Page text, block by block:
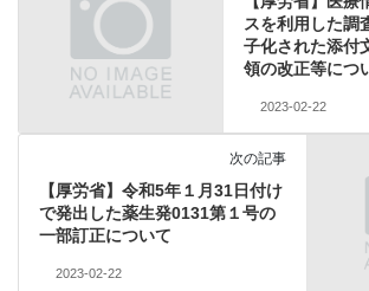
スを利用した調
子化された添付
領の改正等につ
2023-02-22
次の記事
【厚労省】令和5年１月31日付け
で発出した薬生発0131第１号の
一部訂正について
2023-02-22